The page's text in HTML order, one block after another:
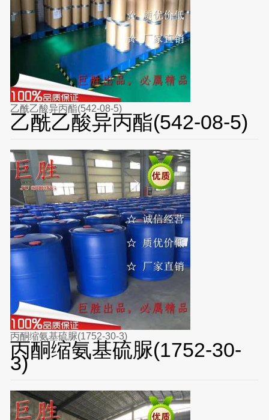
乙酰乙酸异丙酯(542-08-5)
乙酰乙酸异丙酯(542-08-5)
丙酮缩氨基硫脲(1752-30-3)
丙酮缩氨基硫脲(1752-30-
3)